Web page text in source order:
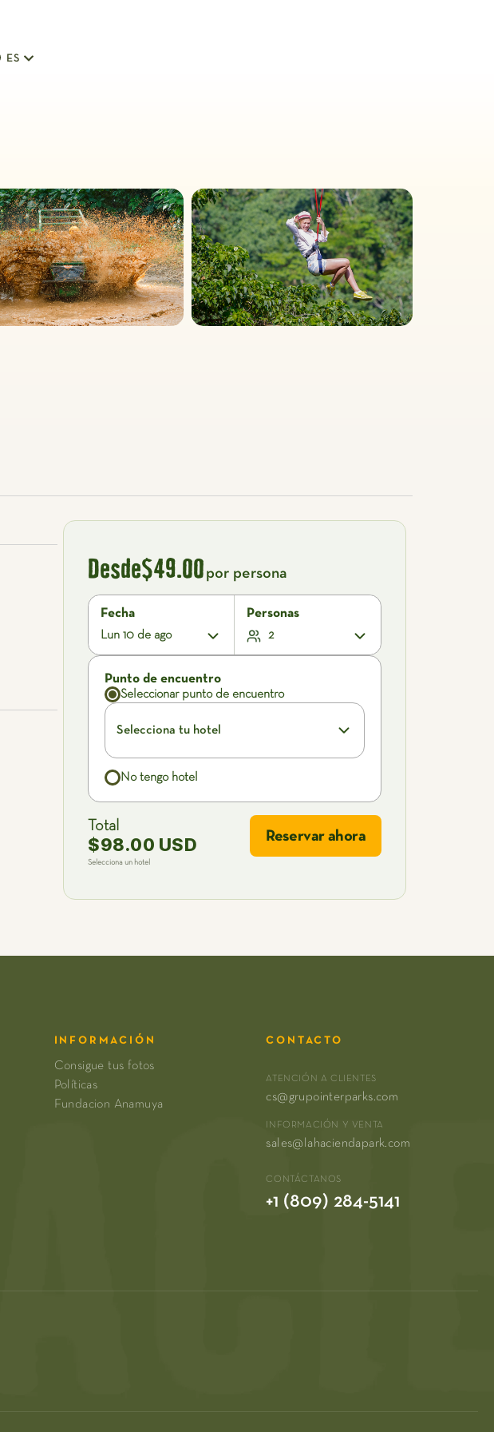
ES
Desde$49.00 por persona
Fecha
Lun 10 de ago
Personas
2
Punto de encuentro
Seleccionar punto de encuentro
Selecciona tu hotel
No tengo hotel
Total
$98.00 USD
Selecciona un hotel
Reservar ahora
INFORMACIÓN
Consigue tus fotos
Políticas
Fundacion Anamuya
CONTACTO
ATENCIÓN A CLIENTES
cs@grupointerparks.com
INFORMACIÓN Y VENTA
sales@lahaciendapark.com
CONTÁCTANOS
+1 (809) 284-5141